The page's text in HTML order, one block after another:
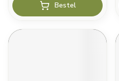
Bestel